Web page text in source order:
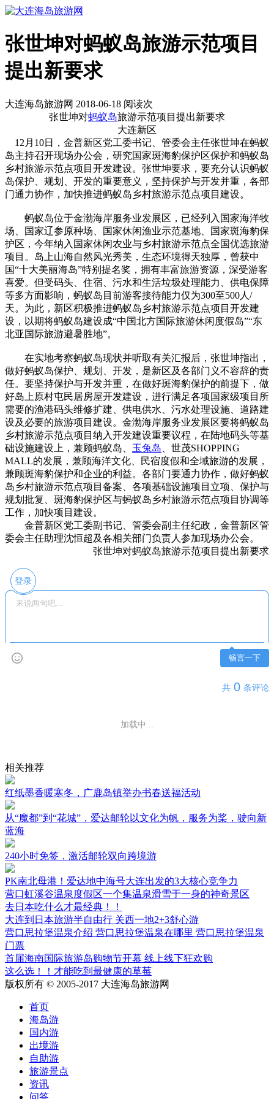
张世坤对蚂蚁岛旅游示范项目
提出新要求
大连海岛旅游网 2018-06-18 阅读次
张世坤对蚂蚁岛旅游示范项目提出新要求
大连新区
12月10日，金普新区党工委书记、管委会主任张世坤在蚂蚁
岛主持召开现场办公会，研究国家斑海豹保护区保护和蚂蚁岛
乡村旅游示范点项目开发建设。张世坤要求，要充分认识蚂蚁
岛保护、规划、开发的重要意义，坚持保护与开发并重，各部
门通力协作，加快推进蚂蚁岛乡村旅游示范点项目建设。
蚂蚁岛位于金渤海岸服务业发展区，已经列入国家海洋牧
场、国家辽参原种场、国家休闲渔业示范基地、国家斑海豹保
护区，今年纳入国家休闲农业与乡村旅游示范点全国优选旅游
项目。岛上山海自然风光秀美，生态环境得天独厚，曾获中
国“十大美丽海岛”特别提名奖，拥有丰富旅游资源，深受游客
喜爱。但受码头、住宿、污水和生活垃圾处理能力、供电保障
等多方面影响，蚂蚁岛目前游客接待能力仅为300至500人/
天。为此，新区积极推进蚂蚁岛乡村旅游示范点项目开发建
设，以期将蚂蚁岛建设成“中国北方国际旅游休闲度假岛”“东
北亚国际旅游避暑胜地”。
在实地考察蚂蚁岛现状并听取有关汇报后，张世坤指出，
做好蚂蚁岛保护、规划、开发，是新区及各部门义不容辞的责
任。要坚持保护与开发并重，在做好斑海豹保护的前提下，做
好岛上原村屯民居房屋开发建设，进行满足各项国家级项目所
需要的渔港码头维修扩建、供电供水、污水处理设施、道路建
设及必要的旅游项目建设。金渤海岸服务业发展区要将蚂蚁岛
乡村旅游示范点项目纳入开发建设重要议程，在陆地码头等基
础设施建设上，兼顾蚂蚁岛、 玉兔岛 、世茂SHOPPING
MALL的发展，兼顾海洋文化、民宿度假和全域旅游的发展，
兼顾斑海豹保护和企业的利益。各部门要通力协作，做好蚂蚁
岛乡村旅游示范点项目备案、各项基础设施项目立项、保护与
规划批复、斑海豹保护区与蚂蚁岛乡村旅游示范点项目协调等
工作，加快项目建设。
金普新区党工委副书记、管委会副主任纪政，金普新区管
委会主任助理沈恒超及各相关部门负责人参加现场办公会。
张世坤对蚂蚁岛旅游示范项目提出新要求
登录
畅言一下
共 0 条评论
加载中...
相关推荐
红纸墨香暖寒冬，广鹿岛镇举办书春送福活动
从“魔都”到“花城”，爱达邮轮以文化为帆，服务为桨，驶向新
蓝海
240小时免签，激活邮轮双向跨境游
PK南北母港！爱达地中海号大连出发的3大核心竞争力
营口虹溪谷温泉度假区一个集温泉滑雪于一身的神奇景区
去日本吃什么才最经典！！
大连到日本旅游半自由行 关西一地2+3舒心游
营口思拉堡温泉介绍 营口思拉堡温泉在哪里 营口思拉堡温泉
门票
首届海南国际旅游岛购物节开幕 线上线下狂欢购
这么选！！才能吃到最健康的草莓
版权所有 © 2005-2017 大连海岛旅游网
首页
海岛游
国内游
出境游
自助游
旅游景点
资讯
问答